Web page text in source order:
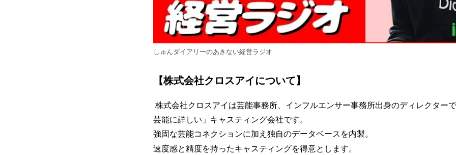
しゅんダイアリーのあきない経営ラジオ
【株式会社クロスアイについて】
株式会社クロスアイは芸能事務所、インフルエンサー事務所出身のディレクター
芸能に詳しい」キャスティング会社です。
強固な芸能コネクションに加え独自のデータベースを内製。
速度感と精度を持ったキャスティングを得意とします。